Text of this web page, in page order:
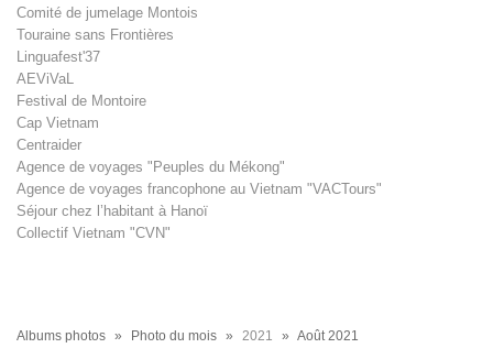
Comité de jumelage Montois
Touraine sans Frontières
Linguafest'37
AEViVaL
Festival de Montoire
Cap Vietnam
Centraider
Agence de voyages "Peuples du Mékong"
Agence de voyages francophone au Vietnam "VACTours"
Séjour chez l’habitant à Hanoï
Collectif Vietnam "CVN"
Fil
Albums photos Photo du mois 2021 Août 2021